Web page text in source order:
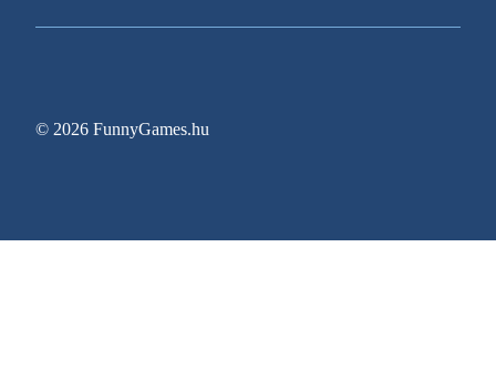
© 2026 FunnyGames.hu
Adatvédelem